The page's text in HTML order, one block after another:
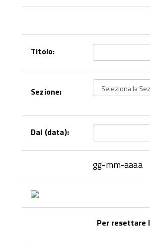
Titolo:
Sezione:
Dal (data):
gg-mm-aaaa
Per resettare